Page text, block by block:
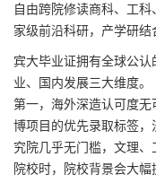
自由跨院修读商科、工
家级前沿科研，产学研结
宾大毕业证拥有全球公
业、国内发展三大维度。
第一，海外深造认可度
博项目的优先录取标签
究院几乎无门槛，文理
院校时，院校背景会大